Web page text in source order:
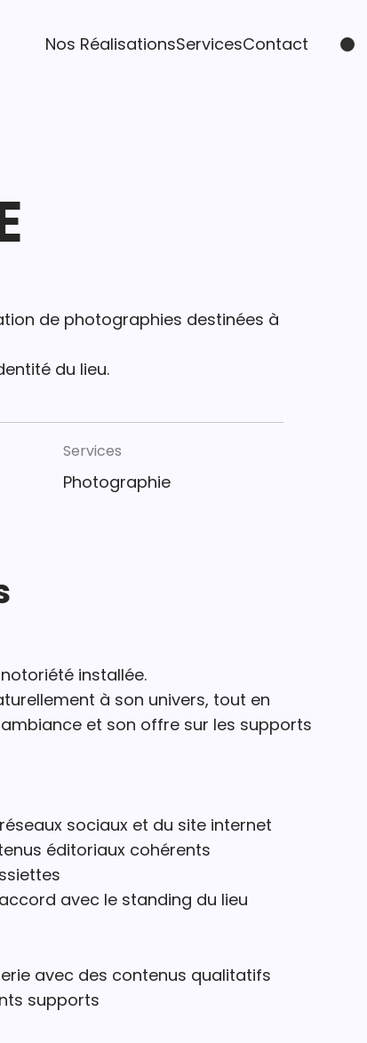
Nos RéalisationsServicesContact
de photographies destinées à
du lieu.
Services
Photographie
installée.
à son univers, tout en
et son offre sur les supports
sociaux et du site internet
éditoriaux cohérents
avec le standing du lieu
avec des contenus qualitatifs
supports